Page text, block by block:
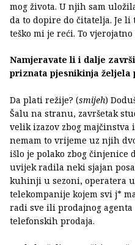
mog života. U njih sam
da to dopire do čitatelja. Je li
teško mi je reći. To
Namjeravate li i dalje
priznata pjesnikinja željela
Da plati režije? (smijeh)
Šalu na stranu, završetak
velik izazov zbog majčinstva
nemam to vrijeme uz njih
išlo je polako zbog činjenice
uvijek radila neki sjajan
kuhinji u sezoni, operatera
telekompanije kojem svi j*
radi sve ili prodajnog
telefonskih prodaja.